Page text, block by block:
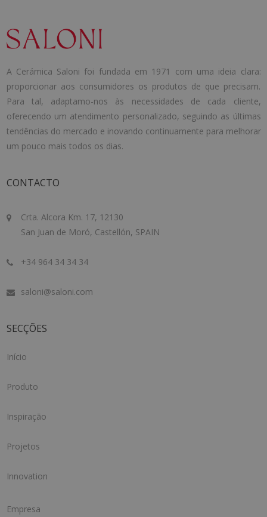
A Cerámica Saloni foi fundada em 1971 com uma ideia clara:
proporcionar aos consumidores os produtos de que precisam.
Para tal, adaptamo-nos às necessidades de cada cliente,
oferecendo um atendimento personalizado, seguindo as últimas
tendências do mercado e inovando continuamente para melhorar
um pouco mais todos os dias.
CONTACTO
Crta. Alcora Km. 17, 12130
San Juan de Moró, Castellón, SPAIN
+34 964 34 34 34
saloni@saloni.com
SECÇÕES
Início
Produto
Inspiração
Projetos
Innovation
Empresa